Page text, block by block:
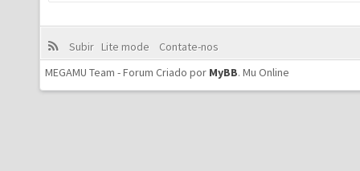
Subir Lite mode
Contate-nos
MEGAMU Team - Forum Criado por MyBB. Mu Online